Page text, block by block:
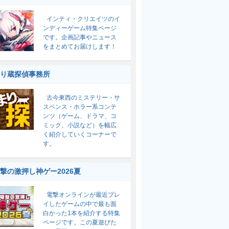
インティ・クリエイツのイ
ンディーゲーム特集ページ
です。企画記事やニュース
をまとめてお届けします！
蔵探偵事務所
古今東西のミステリー・サ
スペンス・ホラー系コンテ
ンツ（ゲーム、ドラマ、コ
ミック、小説など）を幅広
く紹介していくコーナーで
す。
の激押し神ゲー2026夏
電撃オンラインが最近プレ
イしたゲームの中で最も面
白かった1本を紹介する特集
ページです。この夏遊びた